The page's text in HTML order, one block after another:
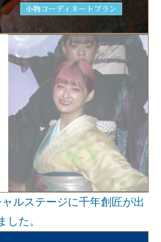
ルステージに千年創匠が出
した。